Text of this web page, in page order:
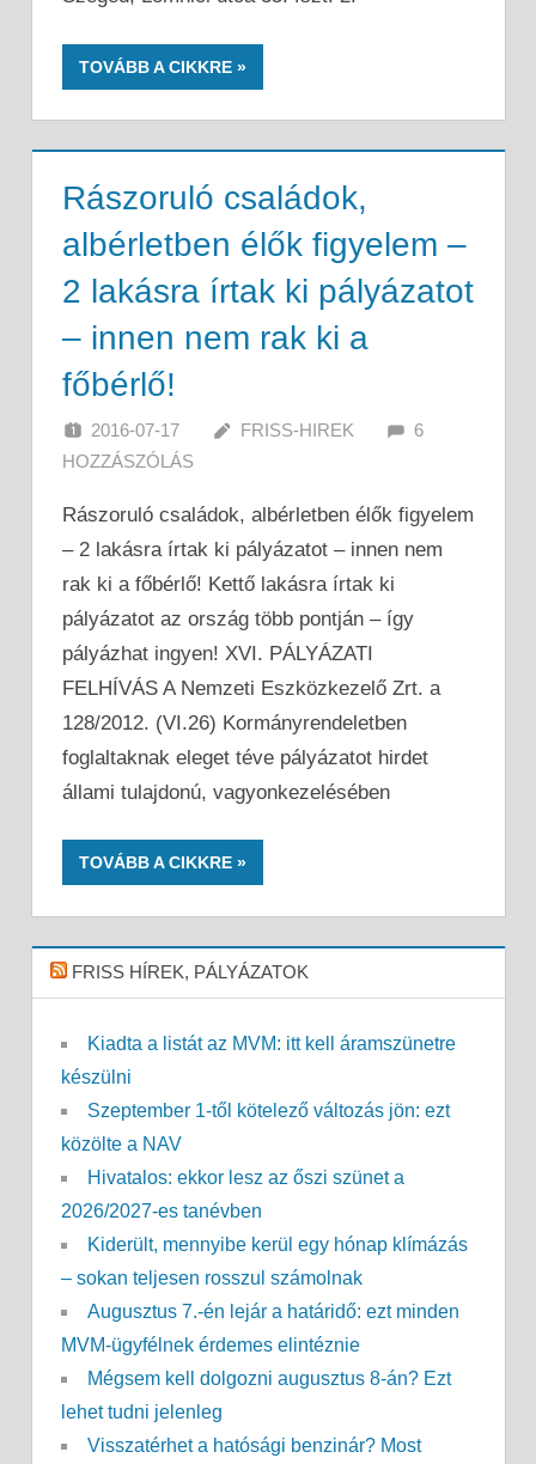
TOVÁBB A CIKKRE
Rászoruló családok,
albérletben élők figyelem –
2 lakásra írtak ki pályázatot
– innen nem rak ki a
főbérlő!
2016-07-17 FRISS-HIREK
6
HOZZÁSZÓLÁS
Rászoruló családok, albérletben élők figyelem
– 2 lakásra írtak ki pályázatot – innen nem
rak ki a főbérlő! Kettő lakásra írtak ki
pályázatot az ország több pontján – így
pályázhat ingyen! XVI. PÁLYÁZATI
FELHÍVÁS A Nemzeti Eszközkezelő Zrt. a
128/2012. (VI.26) Kormányrendeletben
foglaltaknak eleget téve pályázatot hirdet
állami tulajdonú, vagyonkezelésében
TOVÁBB A CIKKRE
FRISS HÍREK, PÁLYÁZATOK
Kiadta a listát az MVM: itt kell áramszünetre
készülni
Szeptember 1-től kötelező változás jön: ezt
közölte a NAV
Hivatalos: ekkor lesz az őszi szünet a
2026/2027-es tanévben
Kiderült, mennyibe kerül egy hónap klímázás
– sokan teljesen rosszul számolnak
Augusztus 7.-én lejár a határidő: ezt minden
MVM-ügyfélnek érdemes elintéznie
Mégsem kell dolgozni augusztus 8-án? Ezt
lehet tudni jelenleg
Visszatérhet a hatósági benzinár? Most